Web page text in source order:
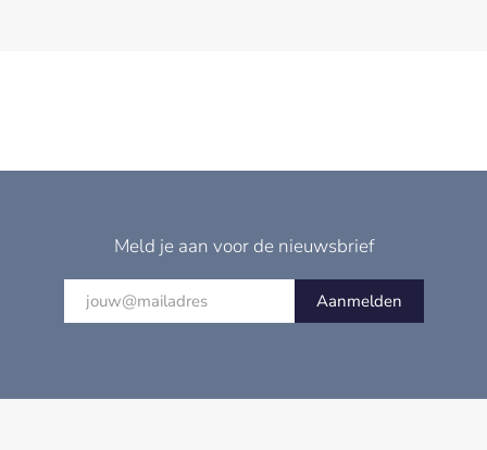
Meld je aan voor de nieuwsbrief
Aanmelden